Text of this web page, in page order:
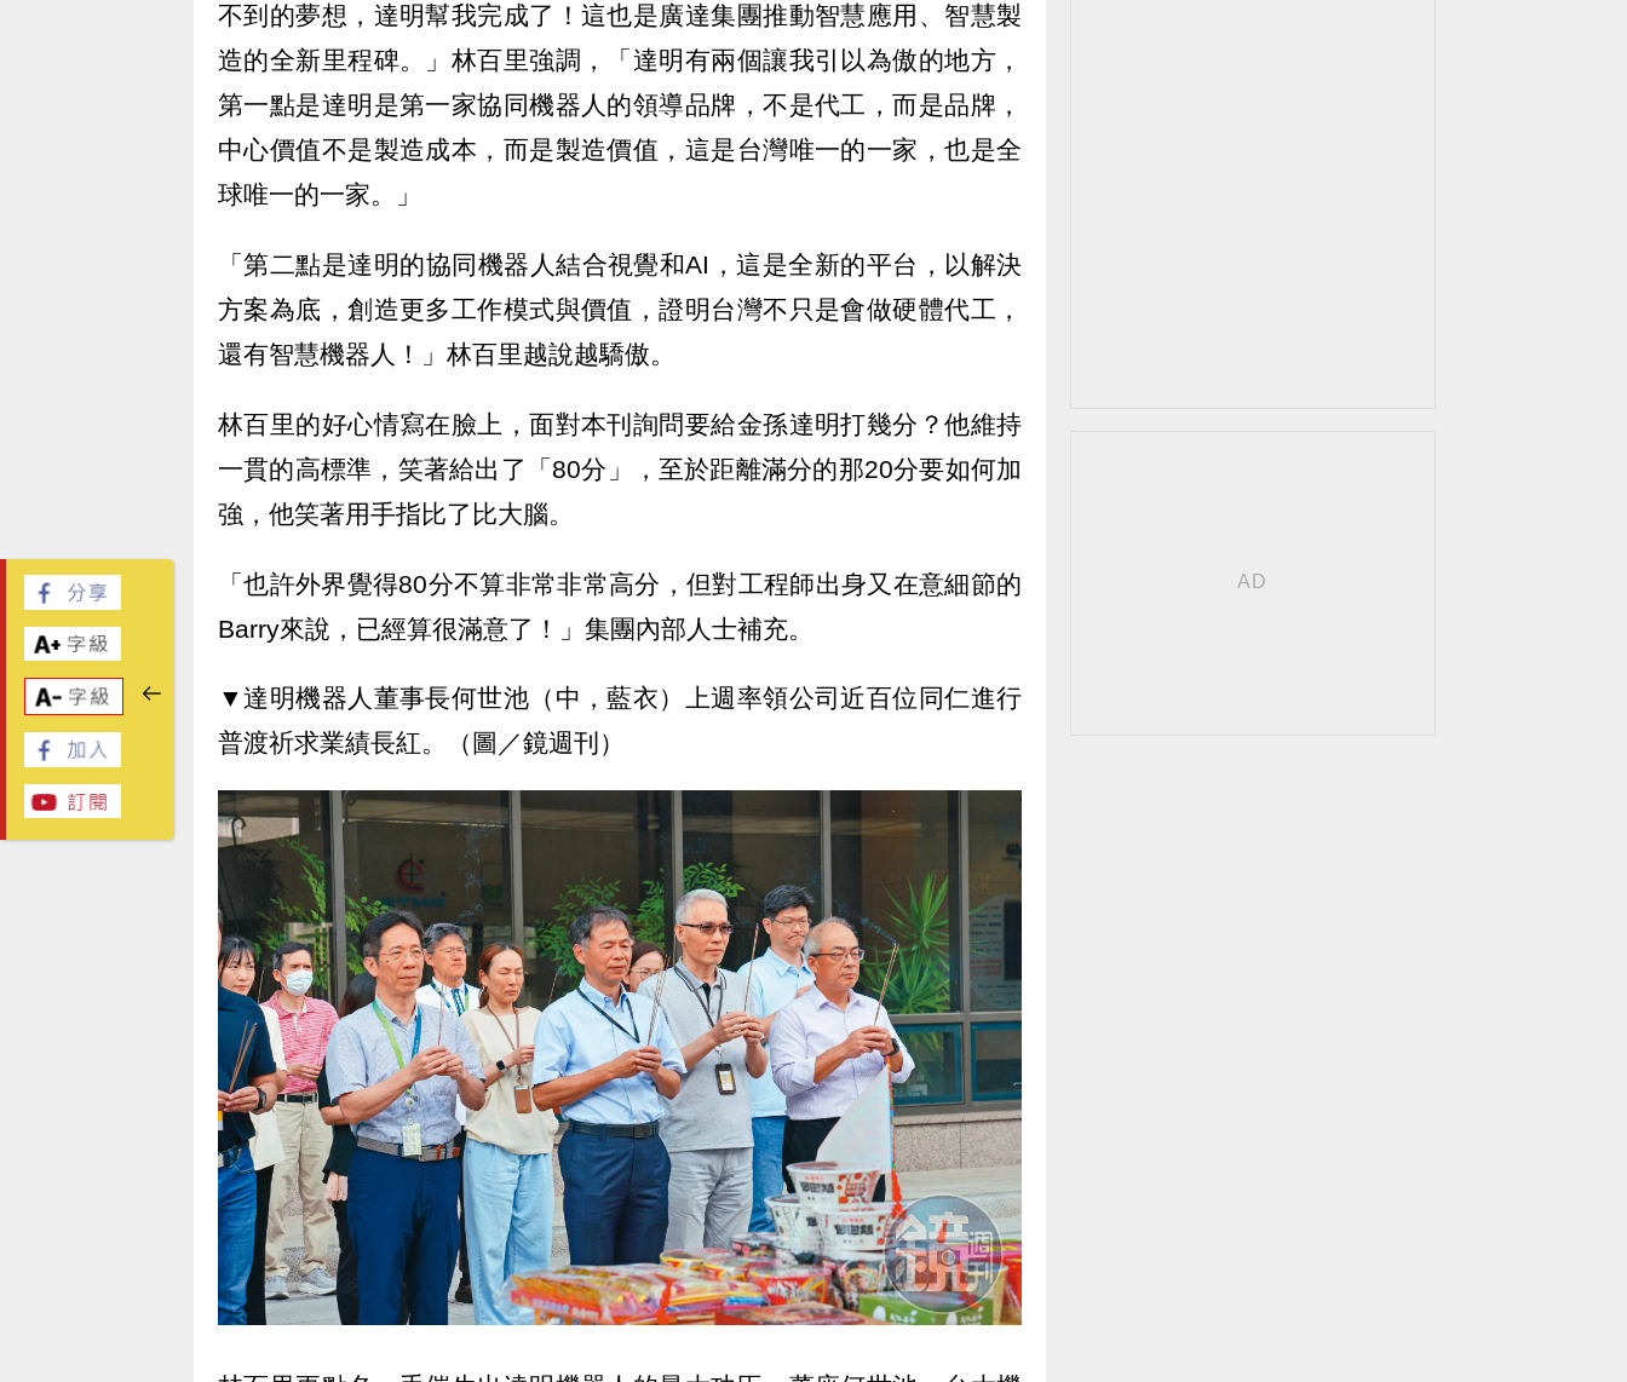
不到的夢想，達明幫我完成了！這也是廣達集團推動智慧應用、智慧製
造的全新里程碑。」林百里強調，「達明有兩個讓我引以為傲的地方，
第一點是達明是第一家協同機器人的領導品牌，不是代工，而是品牌，
中心價值不是製造成本，而是製造價值，這是台灣唯一的一家，也是全
球唯一的一家。」
「第二點是達明的協同機器人結合視覺和AI，這是全新的平台，以解決
方案為底，創造更多工作模式與價值，證明台灣不只是會做硬體代工，
還有智慧機器人！」林百里越說越驕傲。
林百里的好心情寫在臉上，面對本刊詢問要給金孫達明打幾分？他維持
一貫的高標準，笑著給出了「80分」，至於距離滿分的那20分要如何加
強，他笑著用手指比了比大腦。
「也許外界覺得80分不算非常非常高分，但對工程師出身又在意細節的
Barry來說，已經算很滿意了！」集團內部人士補充。
▼達明機器人董事長何世池（中，藍衣）上週率領公司近百位同仁進行
普渡祈求業績長紅。（圖／鏡週刊）